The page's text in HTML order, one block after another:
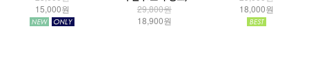
15,000원
29,800원
18,900원
18,000원